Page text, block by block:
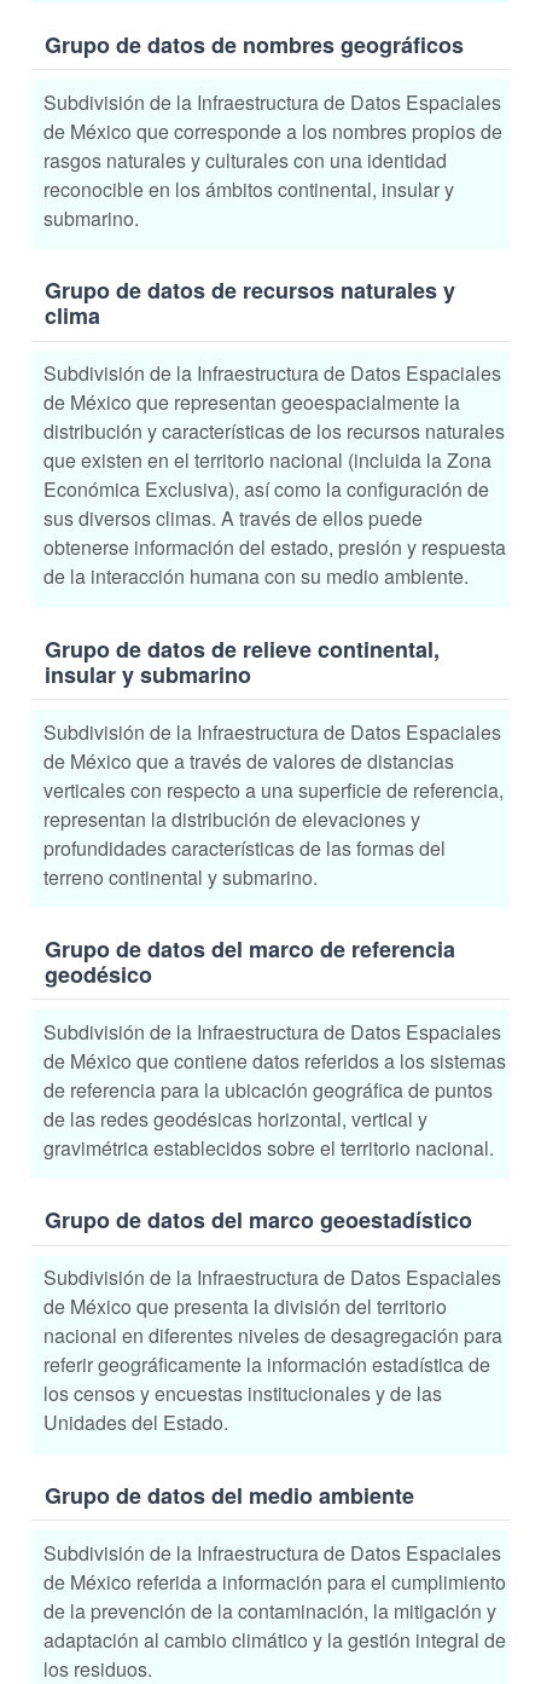
Grupo de datos de nombres geográficos
Subdivisión de la Infraestructura de Datos Espaciales
de México que corresponde a los nombres propios de
rasgos naturales y culturales con una identidad
reconocible en los ámbitos continental, insular y
submarino.
Grupo de datos de recursos naturales y
clima
Subdivisión de la Infraestructura de Datos Espaciales
de México que representan geoespacialmente la
distribución y características de los recursos naturales
que existen en el territorio nacional (incluida la Zona
Económica Exclusiva), así como la configuración de
sus diversos climas. A través de ellos puede
obtenerse información del estado, presión y respuesta
de la interacción humana con su medio ambiente.
Grupo de datos de relieve continental,
insular y submarino
Subdivisión de la Infraestructura de Datos Espaciales
de México que a través de valores de distancias
verticales con respecto a una superficie de referencia,
representan la distribución de elevaciones y
profundidades características de las formas del
terreno continental y submarino.
Grupo de datos del marco de referencia
geodésico
Subdivisión de la Infraestructura de Datos Espaciales
de México que contiene datos referidos a los sistemas
de referencia para la ubicación geográfica de puntos
de las redes geodésicas horizontal, vertical y
gravimétrica establecidos sobre el territorio nacional.
Grupo de datos del marco geoestadístico
Subdivisión de la Infraestructura de Datos Espaciales
de México que presenta la división del territorio
nacional en diferentes niveles de desagregación para
referir geográficamente la información estadística de
los censos y encuestas institucionales y de las
Unidades del Estado.
Grupo de datos del medio ambiente
Subdivisión de la Infraestructura de Datos Espaciales
de México referida a información para el cumplimiento
de la prevención de la contaminación, la mitigación y
adaptación al cambio climático y la gestión integral de
los residuos.